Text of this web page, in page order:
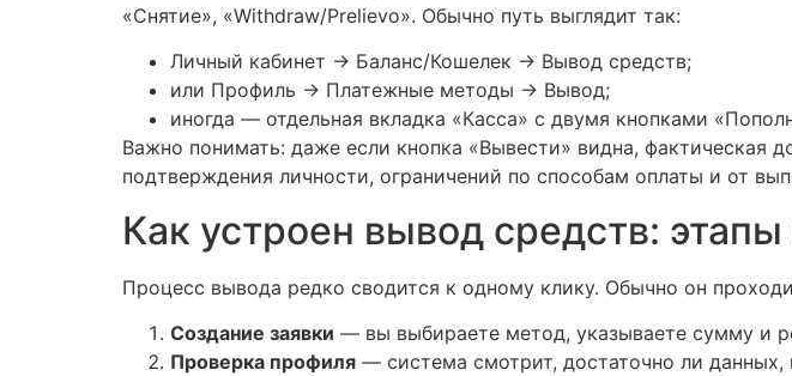
«Снятие», «Withdraw/Prelievo». Обычно путь выглядит так:
Личный кабинет → Баланс/Кошелек → Вывод средств;
или Профиль → Платежные методы → Вывод;
иногда — отдельная вкладка «Касса» с двумя кнопками
Важно понимать: даже если кнопка «Вывести» видна, фактическая
подтверждения личности, ограничений по способам оплаты и от
Как устроен вывод средств: этапы
Процесс вывода редко сводится к одному клику. Обычно он
Создание заявки — вы выбираете метод, указываете сумму и
Проверка профиля — система смотрит, достаточно ли данных,